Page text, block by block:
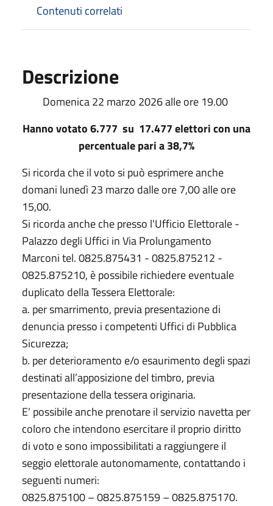
Contenuti correlati
Descrizione
Domenica 22 marzo 2026 alle ore 19.00
Hanno votato 6.777 su 17.477 elettori con una
percentuale pari a 38,7%
Si ricorda che il voto si può esprimere anche
domani lunedì 23 marzo dalle ore 7,00 alle ore
15,00.
Si ricorda anche che presso l'Ufficio Elettorale -
Palazzo degli Uffici in Via Prolungamento
Marconi tel. 0825.875431 - 0825.875212 -
0825.875210, è possibile richiedere eventuale
duplicato della Tessera Elettorale:
a. per smarrimento, previa presentazione di
denuncia presso i competenti Uffici di Pubblica
Sicurezza;
b. per deterioramento e/o esaurimento degli spazi
destinati all’apposizione del timbro, previa
presentazione della tessera originaria.
E’ possibile anche prenotare il servizio navetta per
coloro che intendono esercitare il proprio diritto
di voto e sono impossibilitati a raggiungere il
seggio elettorale autonomamente, contattando i
seguenti numeri:
0825.875100 – 0825.875159 – 0825.875170.